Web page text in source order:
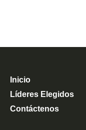
Inicio
Líderes Elegidos
Contáctenos